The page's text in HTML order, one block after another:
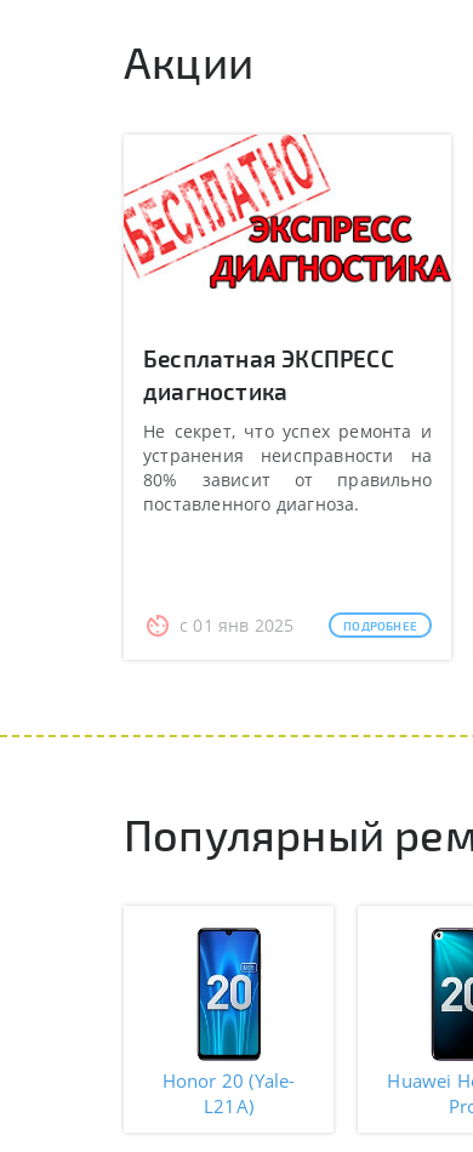
Акции
Бесплатная ЭКСПРЕСС
диагностика
Не секрет, что успех ремонта и
устранения неисправности на
80% зависит от правильно
поставленного диагноза.
с 01 янв 2025 ПОДРОБНЕЕ
Популярный
Honor 20 (Yale-
L21A)
Huawei